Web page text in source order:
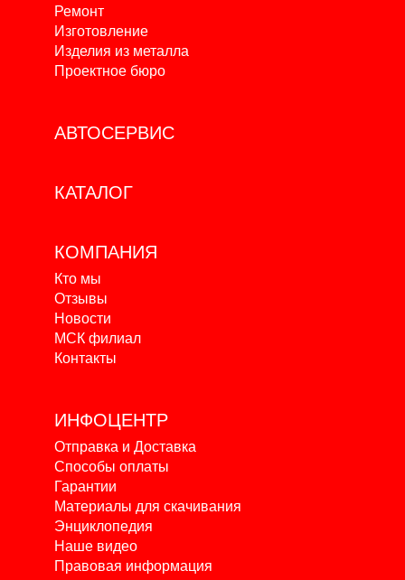
Ремонт
Изготовление
Изделия из металла
Проектное бюро
АВТОСЕРВИС
КАТАЛОГ
КОМПАНИЯ
Кто мы
Отзывы
Новости
МСК филиал
Контакты
ИНФОЦЕНТР
Отправка и Доставка
Способы оплаты
Гарантии
Материалы для скачивания
Энциклопедия
Наше видео
Правовая информация